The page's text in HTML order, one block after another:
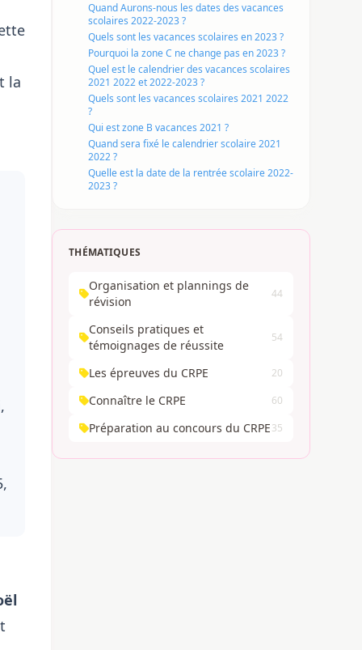
la
Quand Aurons-nous les dates des vacances
scolaires 2022-2023 ?
Quels sont les vacances scolaires en 2023 ?
Pourquoi la zone C ne change pas en 2023 ?
Quel est le calendrier des vacances scolaires
2021 2022 et 2022-2023 ?
Quels sont les vacances scolaires 2021 2022
?
Qui est zone B vacances 2021 ?
Quand sera fixé le calendrier scolaire 2021
2022 ?
Quelle est la date de la rentrée scolaire 2022-
2023 ?
THÉMATIQUES
Organisation et plannings de
révision
44
Conseils pratiques et
témoignages de réussite
54
Les épreuves du CRPE 20
Connaître le CRPE 60
Préparation au concours du CRPE35